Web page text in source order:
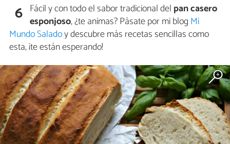
6 Fácil y con todo el sabor tradicional del pan casero
esponjoso, ¿te animas? Pásate por mi blog Mi
Mundo Saladoy descubre más recetas sencillas como
esta, ¡te están esperando!